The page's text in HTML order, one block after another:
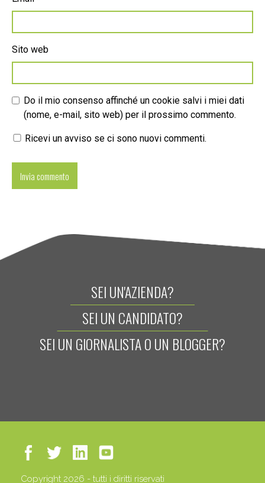
Sito web
Do il mio consenso affinché un cookie salvi i miei dati
(nome, e-mail, sito web) per il prossimo commento.
Ricevi un avviso se ci sono nuovi commenti.
SEI UN'AZIENDA?
SEI UN CANDIDATO?
SEI UN GIORNALISTA O UN BLOGGER?
Copyright 2026 - tutti i diritti riservati